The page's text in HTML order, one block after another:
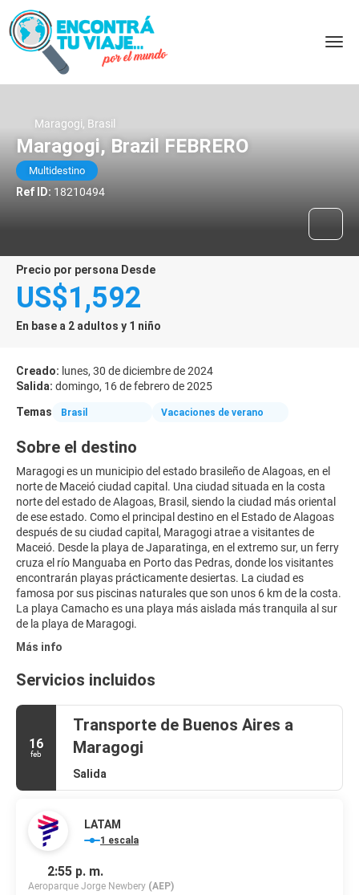
Maragogi, Brasil
Maragogi, Brazil FEBRERO
Multidestino
Ref ID: 18210494
precio por persona Desde
US$1,592
En base a 2 adultos y 1 niño
Creado: lunes, 30 de diciembre de 2024
Salida: domingo, 16 de febrero de 2025
Temas
Brasil Vacaciones de verano
Sobre el destino
Maragogi es un municipio del estado brasileño de Alagoas, en el
norte de Maceió ciudad capital. Una ciudad situada en la costa
norte del estado de Alagoas, Brasil, siendo la ciudad más oriental
de ese estado. Como el principal destino en el Estado de Alagoas
después de su ciudad capital, Maragogi atrae a visitantes de
Maceió. Desde la playa de Japaratinga, en el extremo sur, un ferry
cruza el río Manguaba en Porto das Pedras, donde los visitantes
encontrarán playas prácticamente desiertas. La ciudad es
famosa por sus piscinas naturales que son unos 6 km de la costa.
La playa Camacho es una playa más aislada más tranquila al sur
Más info
Servicios incluidos
16
feb
Transporte de Buenos Aires a
Maragogi
Salida
LATAM
1 escala
2:55 p. m.
Aeroparque Jorge Newbery (AEP)